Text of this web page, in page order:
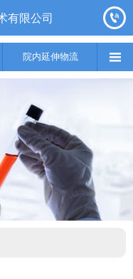
有限公司 
院内延伸物流 

实验室集成综合服务 供应链